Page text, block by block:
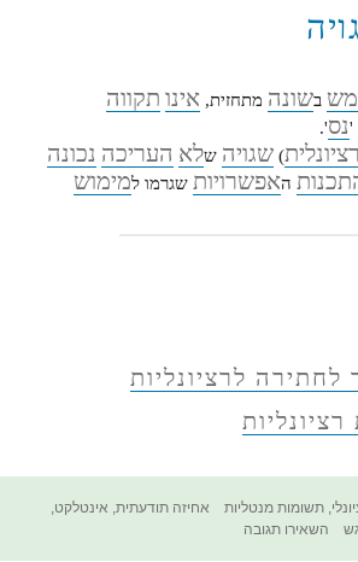
בשונה מתחזית,אינו תקווה
'נס'.
רציונלית)שגויה שלא העריכה נכונה
האפשרויות שגרמו למימוש
לחתירה לרציונליות
,תשומות מנטליות תגיות
אחיזה תודעתית, אינטלקט,
השאירו תגובה